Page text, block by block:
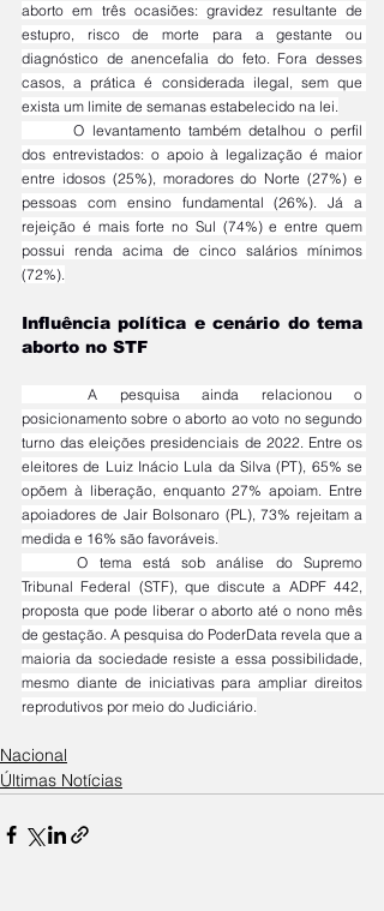
aborto em três ocasiões: gravidez resultante de
estupro, risco de morte para a gestante ou
diagnóstico de anencefalia do feto. Fora desses
casos, a prática é considerada ilegal, sem que
exista um limite de semanas estabelecido na lei.
	O levantamento também detalhou o perfil
dos entrevistados: o apoio à legalização é maior
entre idosos (25%), moradores do Norte (27%) e
pessoas com ensino fundamental (26%). Já a
rejeição é mais forte no Sul (74%) e entre quem
possui renda acima de cinco salários mínimos
(72%).
Influência política e cenário do tema
aborto no STF
	A pesquisa ainda relacionou o
posicionamento sobre o aborto ao voto no segundo
turno das eleições presidenciais de 2022. Entre os
eleitores de Luiz Inácio Lula da Silva (PT), 65% se
opõem à liberação, enquanto 27% apoiam. Entre
apoiadores de Jair Bolsonaro (PL), 73% rejeitam a
medida e 16% são favoráveis.
	O tema está sob análise do Supremo
Tribunal Federal (STF), que discute a ADPF 442,
proposta que pode liberar o aborto até o nono mês
de gestação. A pesquisa do PoderData revela que a
maioria da sociedade resiste a essa possibilidade,
mesmo diante de iniciativas para ampliar direitos
reprodutivos por meio do Judiciário.
Nacional
Últimas Notícias